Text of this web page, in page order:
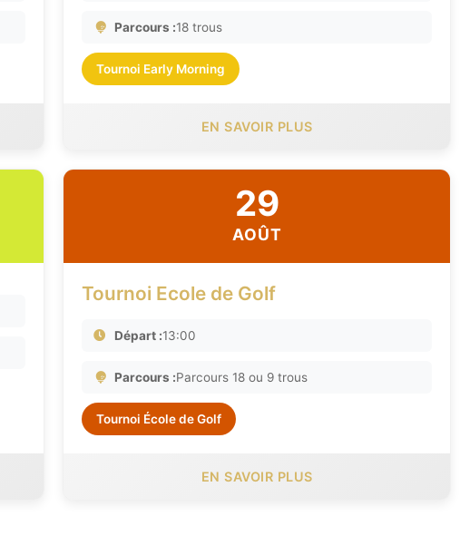
Parcours :18 trous
Tournoi Early Morning
EN SAVOIR PLUS
29
AOÛT
Tournoi Ecole de Golf
Départ :13:00
Parcours :Parcours 18 ou 9 trous
Tournoi École de Golf
EN SAVOIR PLUS